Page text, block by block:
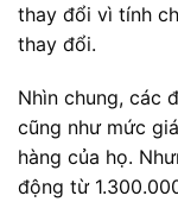
thay đổi vì tính
thay đổi.
Nhìn chung, các
cũng như mức
hàng của họ.
động từ